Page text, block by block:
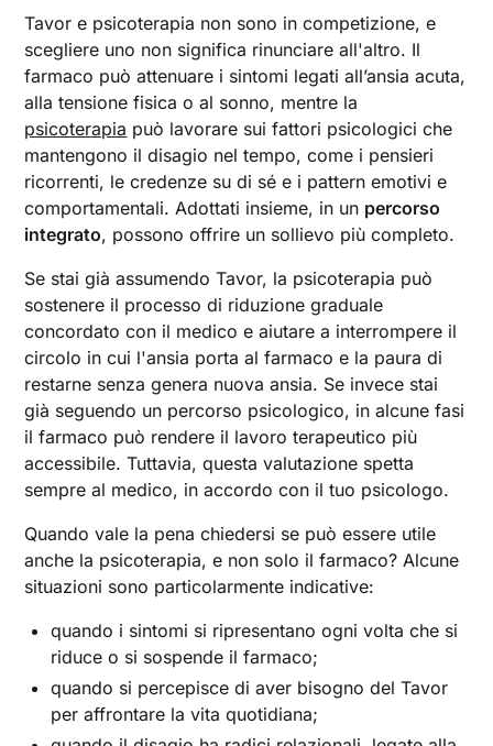
Tavor e psicoterapia non sono in competizione, e
scegliere uno non significa rinunciare all'altro. Il
farmaco può attenuare i sintomi legati all’ansia acuta,
alla tensione fisica o al sonno, mentre la
psicoterapia può lavorare sui fattori psicologici che
mantengono il disagio nel tempo, come i pensieri
ricorrenti, le credenze su di sé e i pattern emotivi e
comportamentali. Adottati insieme, in un percorso
integrato, possono offrire un sollievo più completo.
Se stai già assumendo Tavor, la psicoterapia può
sostenere il processo di riduzione graduale
concordato con il medico e aiutare a interrompere il
circolo in cui l'ansia porta al farmaco e la paura di
restarne senza genera nuova ansia. Se invece stai
già seguendo un percorso psicologico, in alcune fasi
il farmaco può rendere il lavoro terapeutico più
accessibile. Tuttavia, questa valutazione spetta
sempre al medico, in accordo con il tuo psicologo.
Quando vale la pena chiedersi se può essere utile
anche la psicoterapia, e non solo il farmaco? Alcune
situazioni sono particolarmente indicative:
quando i sintomi si ripresentano ogni volta che si
riduce o si sospende il farmaco;
quando si percepisce di aver bisogno del Tavor
per affrontare la vita quotidiana;